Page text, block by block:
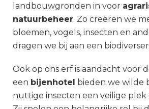
landbouwgronden in voor
natuurbeheer. Zo creëren we
bloemen, vogels, insecten en
dragen we bij aan een
Ook op ons erf is aandacht voor
een bijenhotel bieden we wilde
nuttige insecten een veilige plek